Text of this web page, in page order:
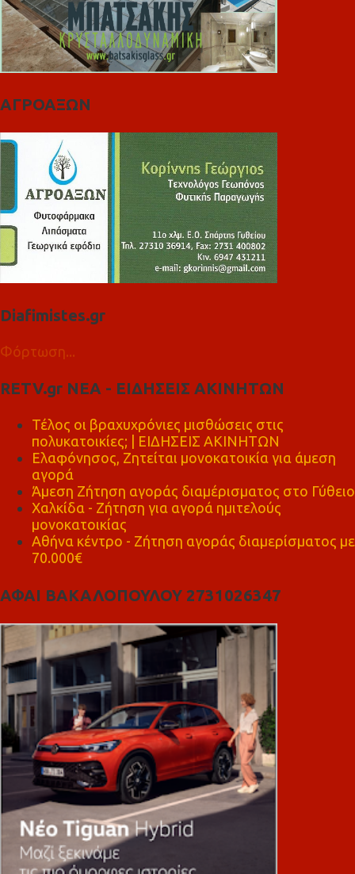
ΑΓΡΟΑΞΩΝ
Diafimistes.gr
Φόρτωση...
RETV.gr ΝΕΑ - ΕΙΔΗΣΕΙΣ ΑΚΙΝΗΤΩΝ
Τέλος οι βραχυχρόνιες μισθώσεις στις
πολυκατοικίες; | ΕΙΔΗΣΕΙΣ ΑΚΙΝΗΤΩΝ
Ελαφόνησος, Ζητείται μονοκατοικία για άμεση
αγορά
Άμεση Ζήτηση αγοράς διαμέρισματος στο Γύθειο
Χαλκίδα - Ζήτηση για αγορά ημιτελούς
μονοκατοικίας
Αθήνα κέντρο - Ζήτηση αγοράς διαμερίσματος με
70.000€
ΑΦΑΙ ΒΑΚΑΛΟΠΟΥΛΟΥ 2731026347